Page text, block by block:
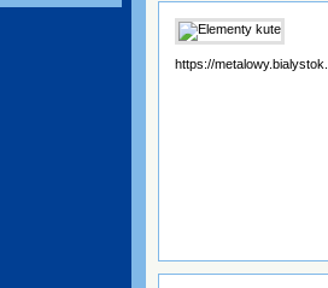
https://